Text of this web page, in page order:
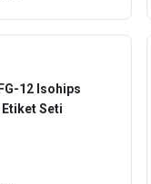
12 Isohips
Etiket Seti